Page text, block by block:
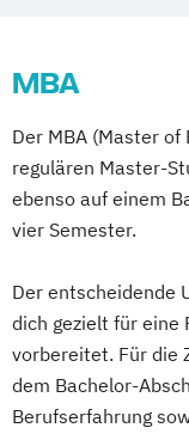
MBA
Der MBA (Master
regulären Master-
ebenso auf einem
vier Semester.
Der entscheidende
dich gezielt für eine
vorbereitet. Für die
dem Bachelor-
Berufserfahrung